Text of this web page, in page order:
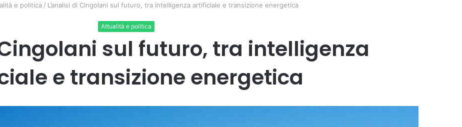
e politica / L’analisi di Cingolani sul futuro, tra intelligenza artificiale e transizione energetica
Attualità e politica
sul futuro, tra intelligenza
e transizione energetica